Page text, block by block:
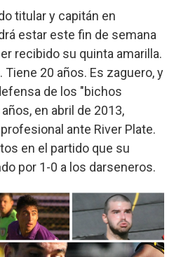
titular y capitán en
estar este fin de semana
recibido su quinta amarilla.
Tiene 20 años. Es zaguero, y
de los "bichos
en abril de 2013,
ante River Plate.
en el partido que su
por 1-0 a los darseneros.